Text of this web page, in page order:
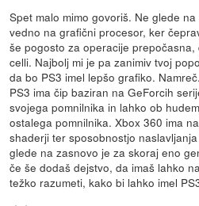
Spet malo mimo govoriš. Ne glede
vedno na grafični procesor, ker
še pogosto za operacije
celli. Najbolj mi je pa zanimiv tvoj
da bo PS3 imel lepšo grafiko.
PS3 ima čip baziran na GeForcih
svojega pomnilnika in lahko ob
ostalega pomnilnika. Xbox 360 ima
shaderji ter sposobnostjo
glede na zasnovo je za skoraj eno
če še dodaš dejstvo, da imaš lahko
težko razumeti, kako bi lahko imel